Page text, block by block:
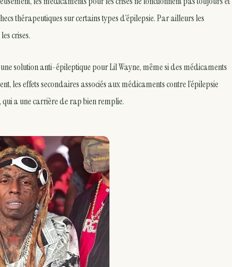
thérapeutiques sur certains types d’épilepsie. Par ailleurs les
crises.
solution anti-épileptique pour Lil Wayne, même si des médicaments
les effets secondaires associés aux médicaments contre l’épilepsie
qui a une carrière de rap bien remplie.